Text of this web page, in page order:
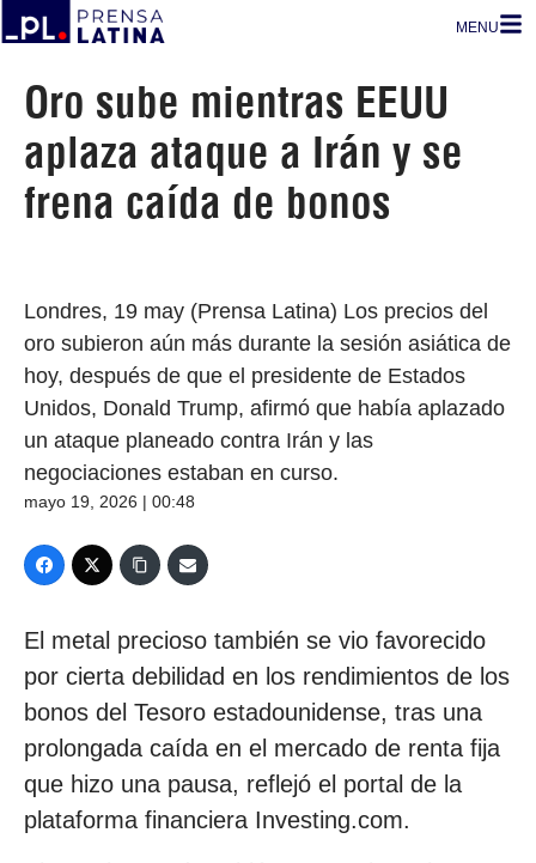
MENU
Oro sube mientras EEUU
aplaza ataque a Irán y se
frena caída de bonos
Londres, 19 may (Prensa Latina) Los precios del
oro subieron aún más durante la sesión asiática de
hoy, después de que el presidente de Estados
Unidos, Donald Trump, afirmó que había aplazado
un ataque planeado contra Irán y las
negociaciones estaban en curso.
mayo 19, 2026 | 00:48
El metal precioso también se vio favorecido
por cierta debilidad en los rendimientos de los
bonos del Tesoro estadounidense, tras una
prolongada caída en el mercado de renta fija
que hizo una pausa, reflejó el portal de la
plataforma financiera Investing.com.